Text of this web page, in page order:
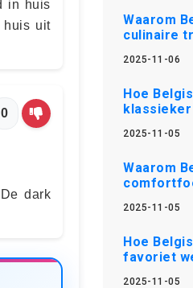
in huis
huis uit
0
dark
Waarom
culinaire
2025-11-06
Hoe
2025-11-05
Waarom
2025-11-05
Hoe
favoriet
2025-11-05